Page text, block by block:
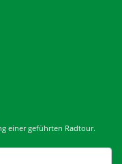
einer geführten Radtour.